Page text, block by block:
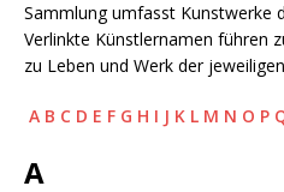
Sammlung umfasst Kunstwerke
Verlinkte Künstlernamen führen
zu Leben und Werk der
A B C D E F G H I J K L M N O P
A